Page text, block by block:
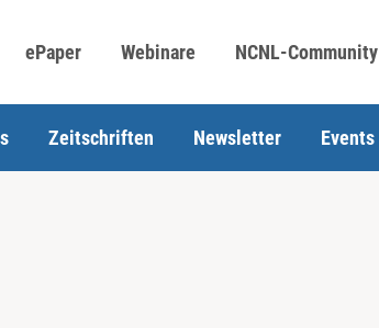
ePaper Webinare NCNL-Community
Zeitschriften Newsletter Events